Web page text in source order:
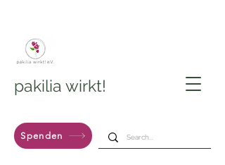
pakilia wirkt!
Spenden